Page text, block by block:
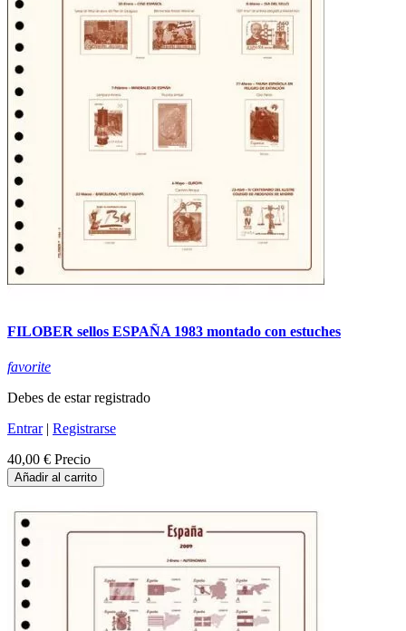
FILOBER sellos ESPAÑA 1983 montado con estuches
favorite
Debes de estar registrado
Entrar| Registrarse
40,00 € Precio
Añadir al carrito